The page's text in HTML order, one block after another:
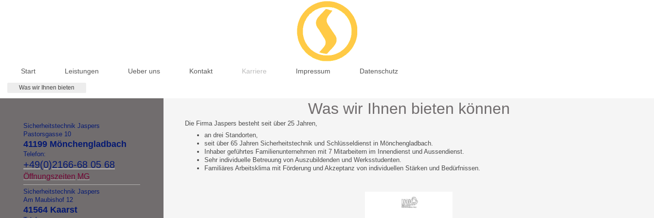
Start Leistungen Ueber uns Kontakt Karriere Impressum Datenschutz
Was wir Ihnen bieten
Was wir Ihnen bieten können
Die Firma Jaspers besteht seit über 25 Jahren,
an drei Standorten,
seit über 65 Jahren Sicherheitstechnik und Schlüsseldienst in Mönchengladbach.
Inhaber geführtes Familienunternehmen mit 7 Mitarbeitern im Innendienst und Aussendienst.
Sehr individuelle Betreuung von Auszubildenden und Werksstudenten.
Familiäres Arbeitsklima mit Förderung und Akzeptanz von individuellen Stärken und Bedürfnissen.
Sicherheitstechnik Jaspers
Pastorsgasse 10
41199 Mönchengladbach
Telefon:
+49(0)2166-68 05 68
Öffnungszeiten MG
Sicherheitstechnik Jaspers
Am Maubishof 12
41564 Kaarst